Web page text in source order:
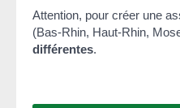
Attention, pour créer une
(Bas-Rhin, Haut-Rhin,
différentes.